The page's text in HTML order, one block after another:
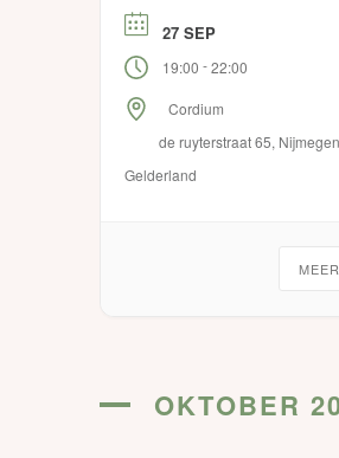
te kunnen zakken en van je
kunnen genieten.
27 SEP
19:00 -22:00
Cordium
de ruyterstraat 65,
Gelderland
OKTOBER